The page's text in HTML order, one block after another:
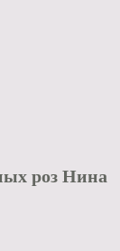
роз Нина